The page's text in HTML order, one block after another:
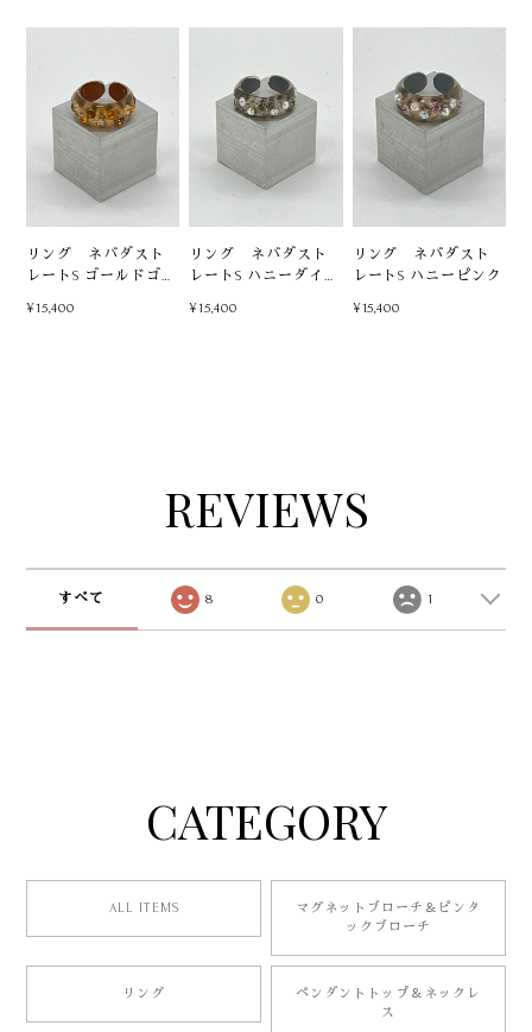
リング ネバダスト
レートS ゴールドゴー
¥15,400
リング ネバダスト
レートS ハニーダイヤ
¥15,400
リング ネバダスト
レートS ハニーピンク
¥15,400
REVIEWS
すべて 8 0 1
CATEGORY
ALL ITEMS
マグネットブローチ＆ピンタ
ックブローチ
リング
ペンダントトップ＆ネックレ
ス